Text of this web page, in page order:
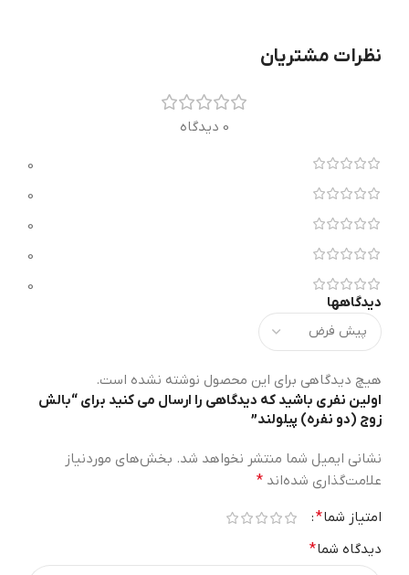
نظرات مشتریان
0 دیدگاه
0
0
0
0
0
دیدگاهها
هیچ دیدگاهی برای این محصول نوشته نشده است.
اولین نفری باشید که دیدگاهی را ارسال می کنید برای “بالش
زوج (دو نفره) پیلولند”
نشانی ایمیل شما منتشر نخواهد شد. بخش‌های موردنیاز
علامت‌گذاری شده‌اند *
امتیاز شما*
دیدگاه شما*